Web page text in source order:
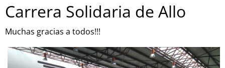
Carrera Solidaria de Allo
Muchas gracias a todos!!!